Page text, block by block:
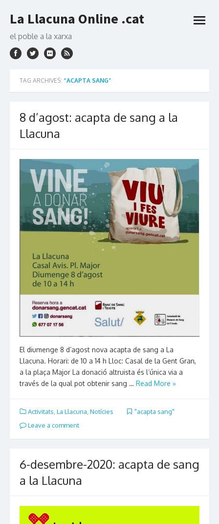
to
La Llacuna Online .cat
el poble a la xarxa
open
TAG ARCHIVES: “ACAPTA SANG”
8 d’agost: acapta de sang a la
Llacuna
El diumenge 8 d’agost nova acapta de sang a La
Llacuna. Horari: de 10 a 14 h Lloc: Casal de la Gent Gran,
a la plaça Major La donació altruista és l’única via a
través de la qual pot obtenir sang … Read More »
Activitats La Llacuna Notícies
"acapta sang"
Leave a comment
6-desembre-2020: acapta de sang
a la Llacuna